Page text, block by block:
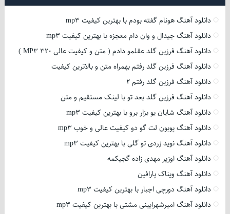
دانلود آهنگ هونام گفته بودم با بهترین کیفیت mp3
دانلود آهنگ جیدال و وان دام معجزه با بهترین کیفیت mp3
دانلود آهنگ فرزین گلد عقلمو دادم ( متن و کیفیت عالی 320 MP3 )
دانلود آهنگ فرزین گلد رفتم بهمراه متن و بالاترین کیفیت
دانلود آهنگ فرزین گلد رفتم 2
دانلود آهنگ فرزین گلد بعد تو با لینک مستقیم و متن
دانلود آهنگ شایان یو بزار برو با بهترین کیفیت mp3
دانلود آهنگ پوبون لت گو دو کیفیت عالی و خوب mp3
دانلود آهنگ نوید زردی تو گلی با بهترین کیفیت mp3
دانلود آهنگ اوزیر مهدی زاده گجیکمه
دانلود آهنگ ویناک پارافین
دانلود آهنگ دورچی اجبار با بهترین کیفیت mp3
دانلود آهنگ امیرشهرایینی مشتی با بهترین کیفیت mp3